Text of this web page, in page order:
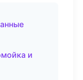
и